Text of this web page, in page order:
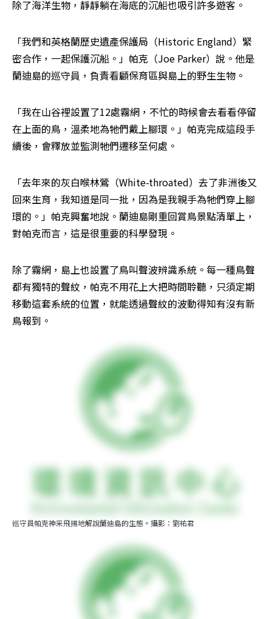
除了海洋生物，靜靜躺在海底的沉船也吸引許多遊客。
「我們和英格蘭歷史遺產保護局（Historic England）緊
密合作，一起保護沉船。」帕克（Joe Parker）說。他是
蘭迪島的巡守員，負責看顧保育區與島上的野生生物。
「我在山谷裡設置了12處霧網，不忙的時候會去看看停留
在上面的鳥，溫柔地為牠們戴上腳環。」帕克完成這段手
續後，會釋放並監測牠們遷移至何處。
「去年來的灰白喉林鶯（White-throated）去了非洲後又
回來生育，我知道是同一批，因為是我親手為牠們穿上腳
環的。」帕克興奮地說。蘭迪島剛重回賞鳥景點清單上，
對帕克而言，這是很重要的科學發現。
除了霧網，島上也設置了鳥叫聲波辨識系統。每一種鳥聲
都有獨特的聲紋，帕克不用花上大把時間聆聽，只須定期
移動這套系統的位置，就能透過聲紋的波動得知有沒有新
鳥報到。
巡守員帕克神采飛揚地解說蘭迪島的生態。攝影：劉祐君